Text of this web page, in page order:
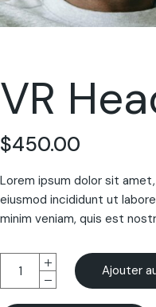
VR
$450.00
Lorem ipsum dolor sit
eiusmod incididunt ut
minim veniam, quis est
Ajouter